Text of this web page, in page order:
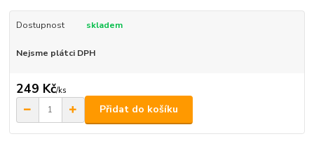
Dostupnost skladem
Nejsme plátci DPH
249 Kč/ks
Přidat do košíku